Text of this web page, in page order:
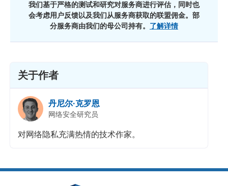
我们基于严格的测试和研究对服务商进行评估，同时也
会考虑用户反馈以及我们从服务商获取的联盟佣金。部
分服务商由我们的母公司持有。 了解详情
关于作者
丹尼尔·克罗恩
网络安全研究员
对网络隐私充满热情的技术作家。